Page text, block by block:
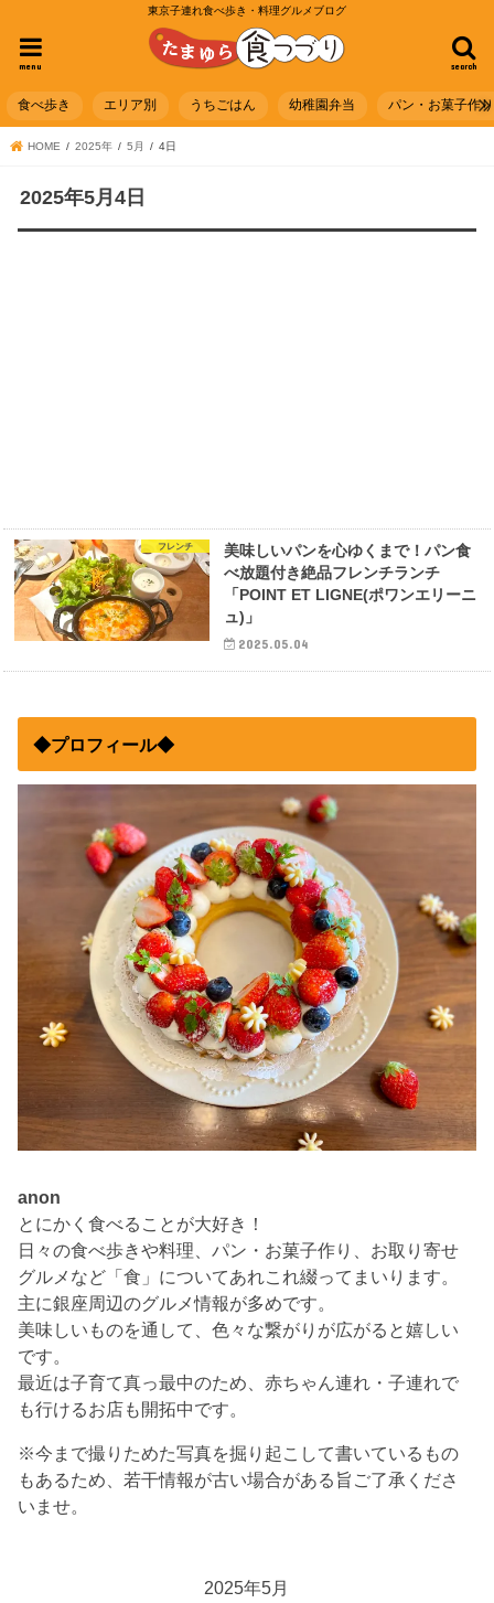
東京子連れ食べ歩き・料理グルメブログ
search
menu
食べ歩き エリア別 うちごはん 幼稚園弁当 パン・お菓子作り
HOME 2025年 5月 4日
2025年5月4日
フレンチ
美味しいパンを心ゆくまで！パン食
べ放題付き絶品フレンチランチ
「POINT ET LIGNE(ポワンエリーニ
ュ)」
2025.05.04
◆プロフィール◆
anon
とにかく食べることが大好き！
日々の食べ歩きや料理、パン・お菓子作り、お取り寄せ
グルメなど「食」についてあれこれ綴ってまいります。
主に銀座周辺のグルメ情報が多めです。
美味しいものを通して、色々な繋がりが広がると嬉しい
です。
最近は子育て真っ最中のため、赤ちゃん連れ・子連れで
も行けるお店も開拓中です。
※今まで撮りためた写真を掘り起こして書いているもの
もあるため、若干情報が古い場合がある旨ご了承くださ
いませ。
2025年5月